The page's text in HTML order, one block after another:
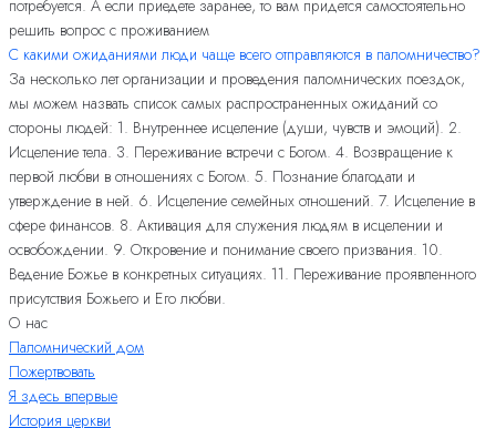
потребуется. А если приедете заранее, то вам придется самостоятельно
решить вопрос с проживанием
С какими ожиданиями люди чаще всего отправляются в паломничество?
За несколько лет организации и проведения паломнических поездок,
мы можем назвать список самых распространенных ожиданий со
стороны людей: 1. Внутреннее исцеление (души, чувств и эмоций). 2.
Исцеление тела. 3. Переживание встречи с Богом. 4. Возвращение к
первой любви в отношениях с Богом. 5. Познание благодати и
утверждение в ней. 6. Исцеление семейных отношений. 7. Исцеление в
сфере финансов. 8. Активация для служения людям в исцелении и
освобождении. 9. Откровение и понимание своего призвания. 10.
Ведение Божье в конкретных ситуациях. 11. Переживание проявленного
присутствия Божьего и Его любви.
О нас
Паломнический дом
Пожертвовать
Я здесь впервые
История церкви